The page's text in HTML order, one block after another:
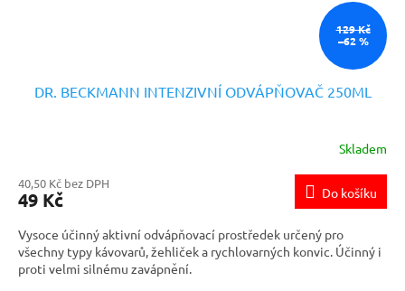
129 Kč
–62 %
DR. BECKMANN INTENZIVNÍ ODVÁPŇOVAČ 250ML
Skladem
40,50 Kč bez DPH
49 Kč Do košíku
Vysoce účinný aktivní odvápňovací prostředek určený pro
všechny typy kávovarů, žehliček a rychlovarných konvic. Účinný i
proti velmi silnému zavápnění.